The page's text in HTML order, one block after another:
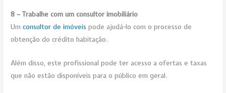
8 – Trabalhe com um consultor imobiliário
Umconsultor de imóveis pode ajudá-lo com o processo de
obtenção do crédito habitação.
Além disso, este profissional pode ter acesso a ofertas e taxas
que não estão disponíveis para o público em geral.